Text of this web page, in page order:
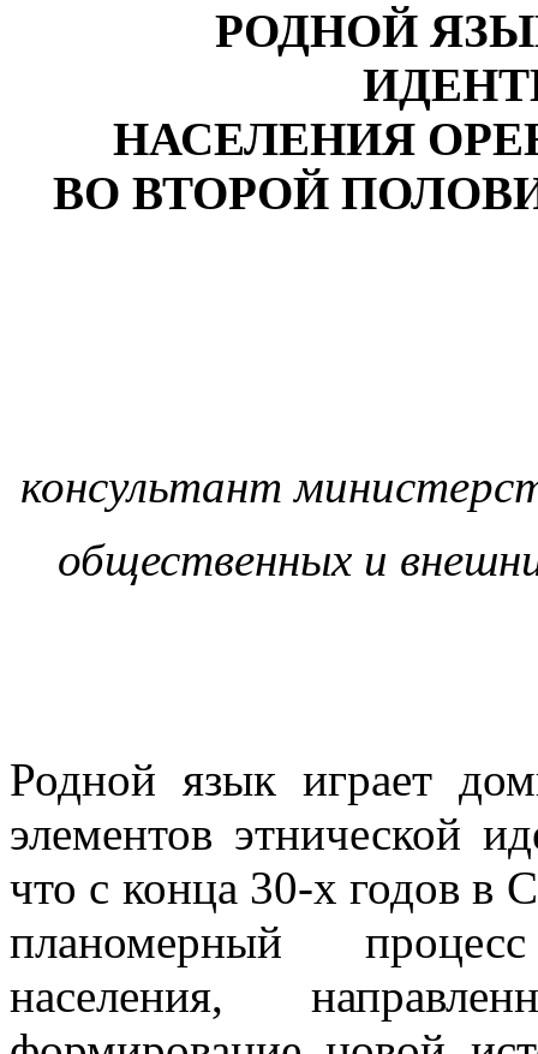
РОДНОЙ
НАСЕЛЕНИЯ
ВО ВТОРОЙ
консультант
общественных и
Родной язык играет
элементов этнической
что с конца 30-х годов в
планомерный
населения,